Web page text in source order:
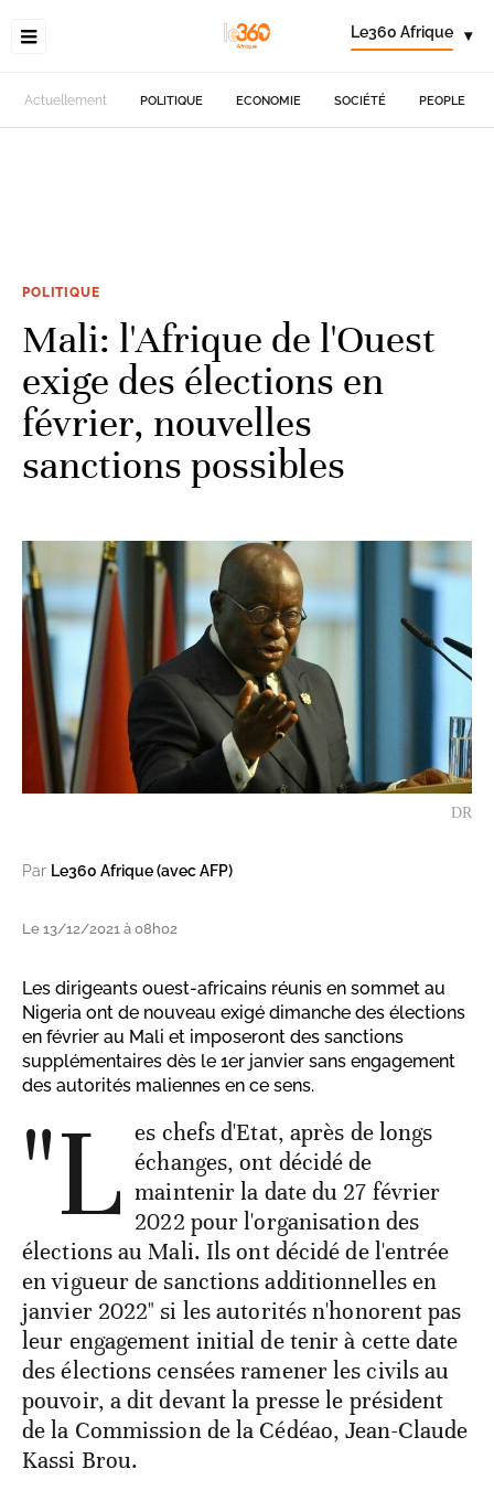
Le360 Afrique ▾
Actuellement POLITIQUE ECONOMIE SOCIÉTÉ PEOPLE
POLITIQUE
Mali: l'Afrique de l'Ouest
exige des élections en
février, nouvelles
sanctions possibles
DR
Par Le360 Afrique (avec AFP)
Le 13/12/2021 à 08h02
Les dirigeants ouest-africains réunis en sommet au
Nigeria ont de nouveau exigé dimanche des élections
en février au Mali et imposeront des sanctions
supplémentaires dès le 1er janvier sans engagement
des autorités maliennes en ce sens.
"L es chefs d'Etat, après de longs
échanges, ont décidé de
maintenir la date du 27 février
2022 pour l'organisation des
élections au Mali. Ils ont décidé de l'entrée
en vigueur de sanctions additionnelles en
janvier 2022" si les autorités n'honorent pas
leur engagement initial de tenir à cette date
des élections censées ramener les civils au
pouvoir, a dit devant la presse le président
de la Commission de la Cédéao, Jean-Claude
Kassi Brou.